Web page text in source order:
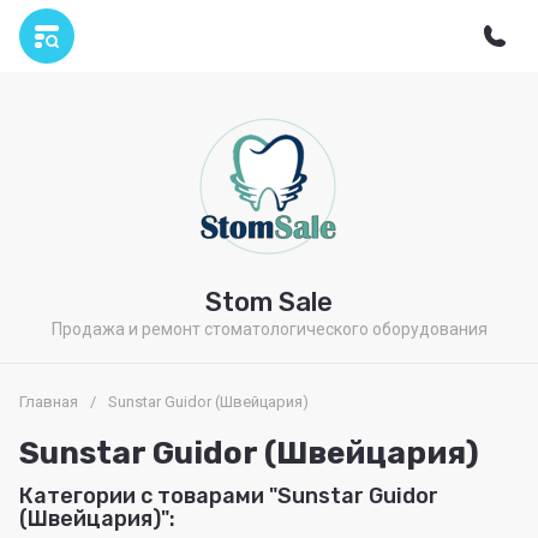
Stom Sale
Продажа и ремонт стоматологического оборудования
Главная / Sunstar Guidor (Швейцария)
Sunstar Guidor (Швейцария)
Категории с товарами "Sunstar Guidor
(Швейцария)":